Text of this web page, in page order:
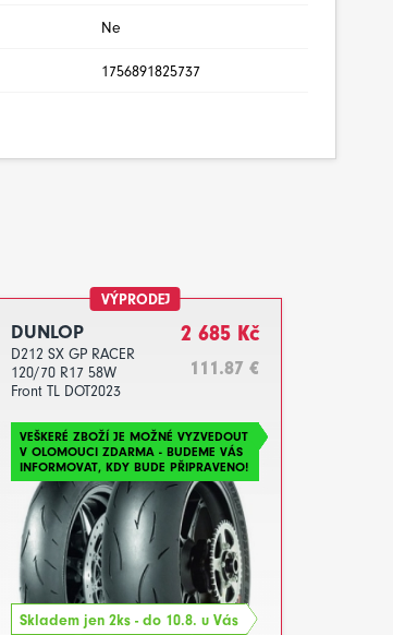
Ne
1756891825737
VÝPRODEJ
DUNLOP
D212 SX GP RACER
120/70 R17 58W
Front TL DOT2023
2 685 Kč
111.87 €
VEŠKERÉ ZBOŽÍ JE MOŽNÉ VYZVEDOUT
V OLOMOUCI ZDARMA - BUDEME VÁS
INFORMOVAT, KDY BUDE PŘIPRAVENO!
Skladem jen 2ks - do 10.8. u Vás